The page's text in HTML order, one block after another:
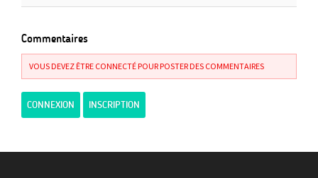
Commentaires
VOUS DEVEZ ÊTRE CONNECTÉ POUR POSTER DES COMMENTAIRES
CONNEXION INSCRIPTION